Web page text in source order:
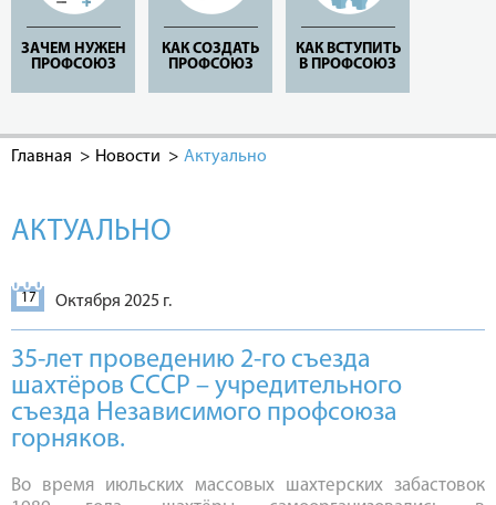
ЗАЧЕМ НУЖЕН
ПРОФСОЮЗ
КАК СОЗДАТЬ
ПРОФСОЮЗ
КАК ВСТУПИТЬ
В ПРОФСОЮЗ
Главная Новости Актуально
АКТУАЛЬНО
17 Октября 2025 г.
35-лет проведению 2-го съезда
шахтёров СССР – учредительного
съезда Независимого профсоюза
горняков.
Во время июльских массовых шахтерских забастовок